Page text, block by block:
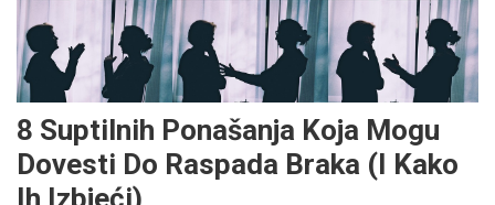
8 Suptilnih Ponašanja Koja Mogu
Dovesti Do Raspada Braka (I Kako
Ih Izbjeći)